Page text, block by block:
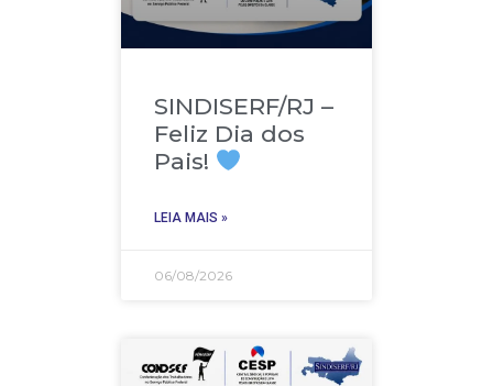
SINDISERF/RJ –
Feliz Dia dos
Pais!
LEIA MAIS »
06/08/2026